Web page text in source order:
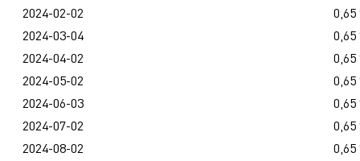
2024-02-02
0,65
2024-03-04
0,65
2024-04-02
0,65
2024-05-02
0,65
2024-06-03
0,65
2024-07-02
0,65
2024-08-02
0,65